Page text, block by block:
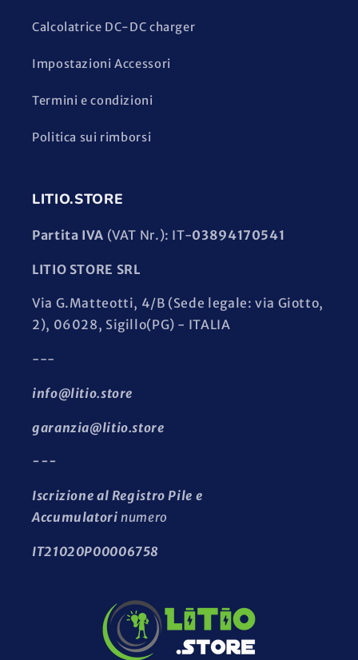
Calcolatrice DC-DC charger
Impostazioni Accessori
Termini e condizioni
Politica sui rimborsi
LITIO.STORE
Partita IVA (VAT Nr.): IT-03894170541
LITIO STORE SRL
Via G.Matteotti, 4/B (Sede legale: via Giotto,
2), 06028, Sigillo(PG) - ITALIA
---
info@litio.store
garanzia@litio.store
---
Iscrizione al Registro Pile e
Accumulatori numero
IT21020P00006758